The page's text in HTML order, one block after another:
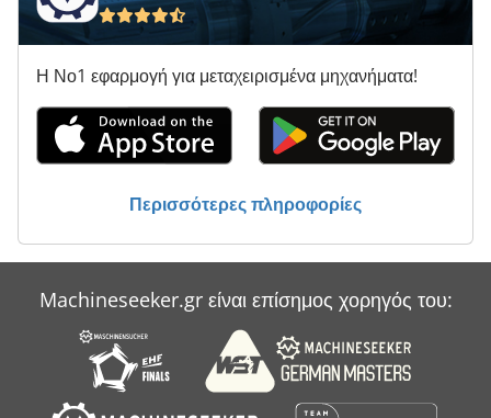
Biesse Rover 336
Biesse Rover 342
Biesse Rover 346
Biesse Rover 35 L
Biesse Rover 464
Biesse Rover B
Biesse Skill 1536 G Ft
Η Νο1 εφαρμογή για μεταχειρισμένα μηχανήματα!
Περισσότερες πληροφορίες
Machineseeker.gr είναι επίσημος χορηγός του: